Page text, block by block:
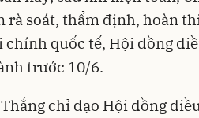
rà soát, thẩm định, hoàn
quốc tế, Hội đồng
trước 10/6.
chỉ đạo Hội đồng